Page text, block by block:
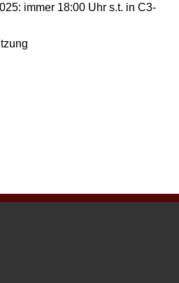
immer 18:00 Uhr s.t. in C3-